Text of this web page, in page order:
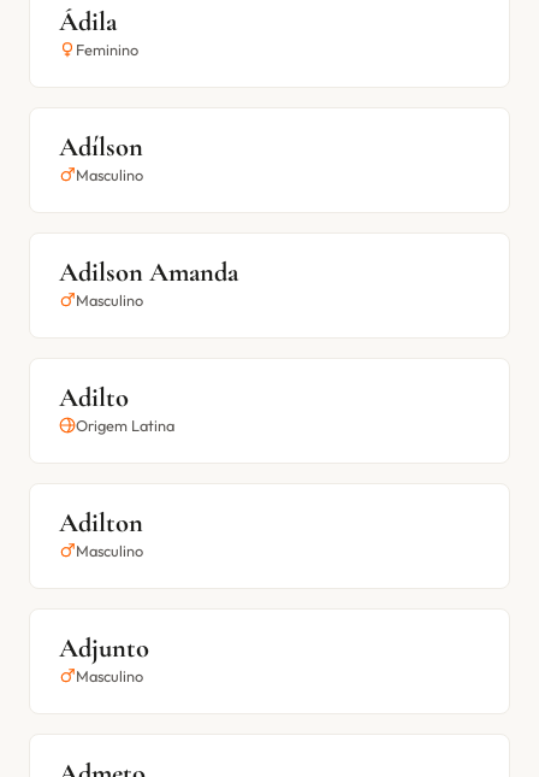
Ádila
Feminino
Adílson
Masculino
Adilson Amanda
Masculino
Adilto
Origem Latina
Adilton
Masculino
Adjunto
Masculino